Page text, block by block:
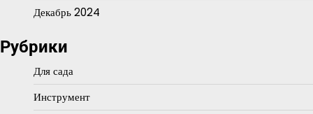
Декабрь 2024
Рубрики
Для сада
Инструмент